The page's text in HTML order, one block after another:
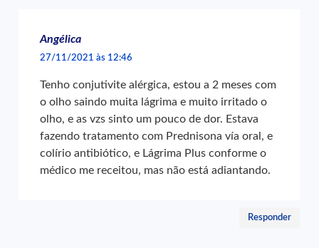
Angélica
27/11/2021 às 12:46
Tenho conjutivite alérgica, estou a 2 meses com
o olho saindo muita lágrima e muito irritado o
olho, e as vzs sinto um pouco de dor. Estava
fazendo tratamento com Prednisona vía oral, e
colírio antibiótico, e Lágrima Plus conforme o
médico me receitou, mas não está adiantando.
Responder